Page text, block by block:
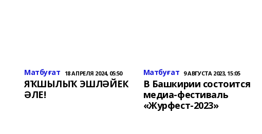
Матбуғат 18 АПРЕЛЯ 2024, 05:50
ЯҠШЫЛЫҠ ЭШЛӘЙЕК
ӘЛЕ!
Матбуғат 9 АВГУСТА 2023, 15:05
В Башкирии состоится
медиа-фестиваль
«Журфест-2023»